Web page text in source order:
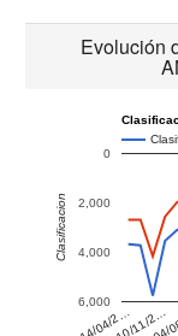
Evolución
14/04/2…10/11/2…
04/
0
2,000
4,000
6,000
Clasificacion